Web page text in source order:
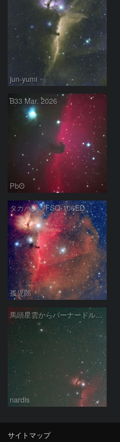
jun-yumi
B33 Mar. 2026
PbO
タカハシ FSQ-106ED
孤児郎
馬頭星雲からバーナードループ 2026/03/12
nardis
サイトマップ